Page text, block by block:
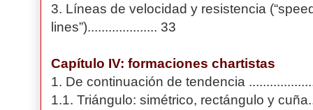
3. Líneas de velocidad y resistencia
lines”).................... 33
Capítulo IV: formaciones chartistas
1. De continuación de tendencia
1.1. Triángulo: simétrico, rectángulo y